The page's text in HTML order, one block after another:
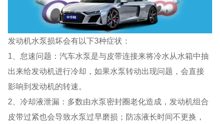
发动机水泵损坏会有以下3种症状：
1、怠速问题：汽车水泵是与皮带连接来将冷水从水箱中抽
出来给发动机进行冷却，如果水泵转动出现问题，会直接
影响到发动机的转速。
2、冷却液泄漏：多数由水泵密封圈老化造成，发动机组合
皮带过紧也会导致水泵过早磨损；防冻液长时间不更换，